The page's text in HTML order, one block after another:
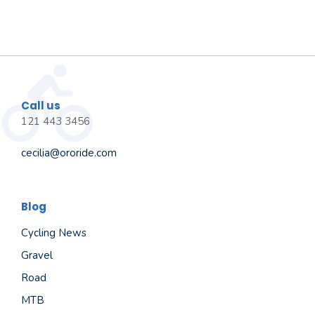
Call us
121 443 3456
cecilia@ororide.com
Blog
Cycling News
Gravel
Road
MTB